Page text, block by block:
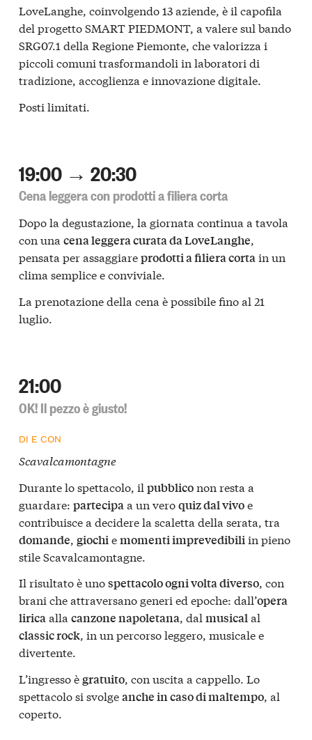
LoveLanghe, coinvolgendo 13 aziende, è il capofila
del progetto SMART PIEDMONT, a valere sul bando
SRG07.1 della Regione Piemonte, che valorizza i
piccoli comuni trasformandoli in laboratori di
tradizione, accoglienza e innovazione digitale.
Posti limitati.
19:00 → 20:30
Cena leggera con prodotti a filiera corta
Dopo la degustazione, la giornata continua a tavola
con una cena leggera curata da LoveLanghe,
pensata per assaggiareprodotti a filiera cortain un
clima semplice e conviviale.
La prenotazione della cena è possibile fino al 21
luglio.
21:00
OK! Il pezzo è giusto!
DI E CON
Scavalcamontagne
Durante lo spettacolo, il pubbliconon resta a
guardare: partecipa a un veroquiz dal vivoe
contribuisce a decidere la scaletta della serata, tra
domande giochi emomenti imprevedibili in pieno
stile Scavalcamontagne.
Il risultato è unospettacolo ogni volta diverso, con
brani che attraversano generi ed epoche: dall’opera
liricaalla canzone napoletana, dal musicalal
classic rock, in un percorso leggero, musicale e
divertente.
L’ingresso ègratuito, con uscita a cappello. Lo
spettacolo si svolgeanche in caso di maltempo, al
coperto.